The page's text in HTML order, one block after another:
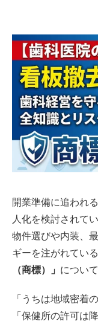
開業準備に追われ
人化を検討されて
物件選びや内装、
ギーを注がれてい
（商標）」 につい
「うちは地域密着
「保健所の許可は